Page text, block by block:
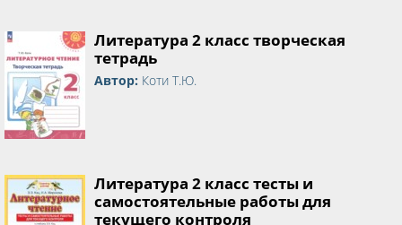
Литература 2 класс творческая
тетрадь
Автор: Коти Т.Ю.
Литература 2 класс тесты и
самостоятельные работы для
текущего контроля